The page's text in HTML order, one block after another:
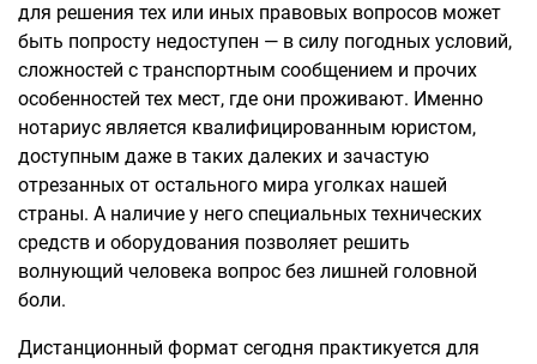
для решения тех или иных правовых вопросов может
быть попросту недоступен — в силу погодных условий,
сложностей с транспортным сообщением и прочих
особенностей тех мест, где они проживают. Именно
нотариус является квалифицированным юристом,
доступным даже в таких далеких и зачастую
отрезанных от остального мира уголках нашей
страны. А наличие у него специальных технических
средств и оборудования позволяет решить
волнующий человека вопрос без лишней головной
боли.
Дистанционный формат сегодня практикуется для